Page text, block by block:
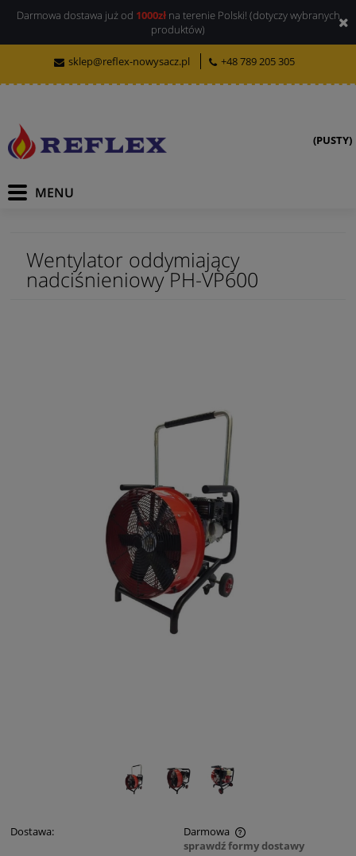
Darmowa dostawa już od 1000złna terenie Polski! (dotyczy wybranych
produktów)
sklep@reflex-nowysacz.pl +48 789 205 305
(PUSTY)
Wentylator oddymiający
nadciśnieniowy PH-VP600
Dostawa:
Darmowa
Cena nie zawiera ewentualnych kosztów płatności
sprawdź formy dostawy